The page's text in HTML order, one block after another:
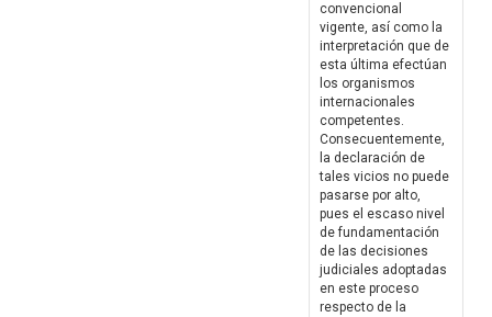
convencional
vigente, así como la
interpretación que de
esta última efectúan
los organismos
internacionales
competentes.
Consecuentemente,
la declaración de
tales vicios no puede
pasarse por alto,
pues el escaso nivel
de fundamentación
de las decisiones
judiciales adoptadas
en este proceso
respecto de la